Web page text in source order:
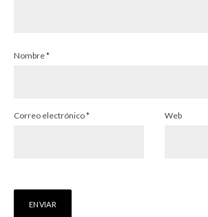
Nombre*
Correo electrónico* Web